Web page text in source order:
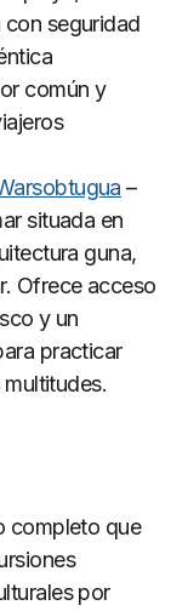
seguridad
común y
–
situada en
guna,
Ofrece acceso
y un
practicar
completo que
por